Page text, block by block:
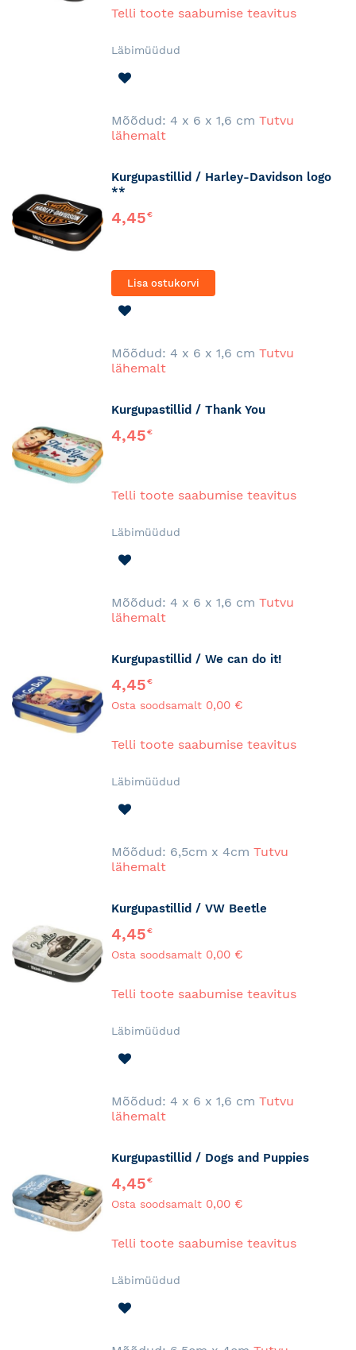
Telli toote saabumise teavitus
Läbimüüdud
Mõõdud: 4 x 6 x 1,6 cm Tutvu
lähemalt
Kurgupastillid / Harley-Davidson logo
**
4,45€
Lisa ostukorvi
Mõõdud: 4 x 6 x 1,6 cm Tutvu
lähemalt
Kurgupastillid / Thank You
4,45€
Telli toote saabumise teavitus
Läbimüüdud
Mõõdud: 4 x 6 x 1,6 cm Tutvu
lähemalt
Kurgupastillid / We can do it!
4,45€
Osta soodsamalt 0,00 €
Telli toote saabumise teavitus
Läbimüüdud
Mõõdud: 6,5cm x 4cm Tutvu
lähemalt
Kurgupastillid / VW Beetle
4,45€
Osta soodsamalt 0,00 €
Telli toote saabumise teavitus
Läbimüüdud
Mõõdud: 4 x 6 x 1,6 cm Tutvu
lähemalt
Kurgupastillid / Dogs and Puppies
4,45€
Osta soodsamalt 0,00 €
Telli toote saabumise teavitus
Läbimüüdud